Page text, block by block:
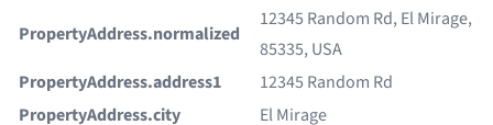
PropertyAddress.normalized
12345 Random Rd, El Mirage,
85335, USA
PropertyAddress.address1
12345 Random Rd
PropertyAddress.city
El Mirage